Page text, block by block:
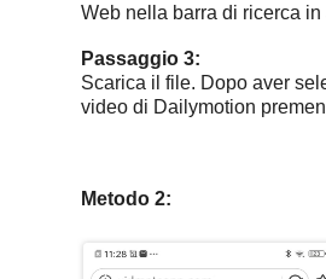
Web nella barra di ricerca in
Passaggio 3:
Scarica il file. Dopo aver
video di Dailymotion
Metodo 2: